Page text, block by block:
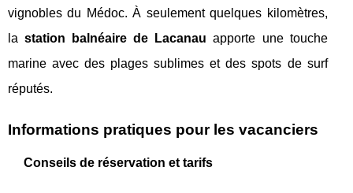
vignobles du Médoc. À seulement quelques kilomètres,
lastation balnéaire de Lacanau apporte une touche
marine avec des plages sublimes et des spots de surf
réputés.
Informations pratiques pour les vacanciers
Conseils de réservation et tarifs